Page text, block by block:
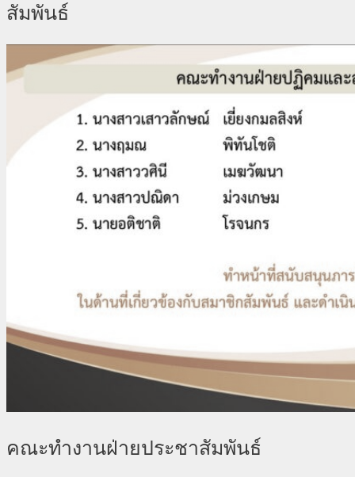
สัมพันธ์
คณะทำงานฝ่ายประชาสัมพันธ์